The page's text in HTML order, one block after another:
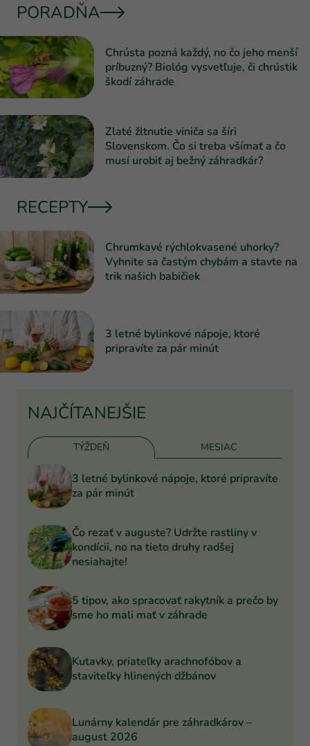
PORADŇA
Chrústa pozná každý, no čo jeho menší
príbuzný? Biológ vysvetľuje, či chrústik
škodí záhrade
Zlaté žltnutie viniča sa šíri
Slovenskom. Čo si treba všímať a čo
musí urobiť aj bežný záhradkár?
RECEPTY
Chrumkavé rýchlokvasené uhorky?
Vyhnite sa častým chybám a stavte na
trik našich babičiek
3 letné bylinkové nápoje, ktoré
pripravíte za pár minút
NAJČÍTANEJŠIE
TÝŽDEŇ MESIAC
3 letné bylinkové nápoje, ktoré pripravíte
za pár minút
Čo rezať v auguste? Udržte rastliny v
kondícii, no na tieto druhy radšej
nesiahajte!
5 tipov, ako spracovať rakytník a prečo by
sme ho mali mať v záhrade
Kutavky, priateľky arachnofóbov a
staviteľky hlinených džbánov
Lunárny kalendár pre záhradkárov –
august 2026